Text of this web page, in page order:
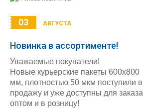
03 АВГУСТА
Новинка в ассортименте!
Уважаемые покупатели!
Новые курьерские пакеты 600х800
мм, плотностью 50 мкм поступили в
продажу и уже доступны для заказа
оптом и в розницу!